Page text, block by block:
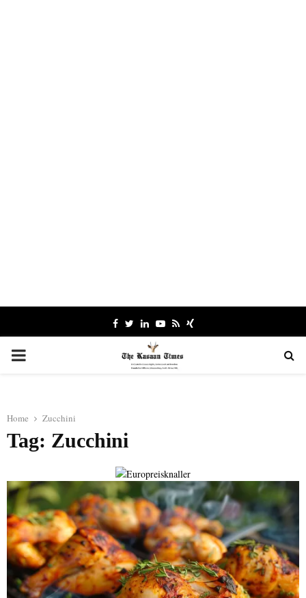
Facebook
TwitterLinkedinYoutube
RssXing
PRIMARY
Home Zucchini
Tag: Zucchini